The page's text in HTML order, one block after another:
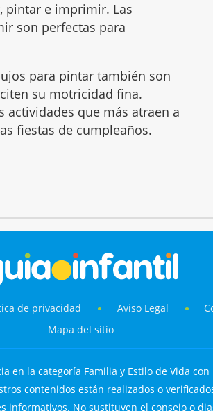
pintar e imprimir. Las
son perfectas para
para pintar también son
su motricidad fina.
que más atraen a
fiestas de cumpleaños.
de privacidad Aviso Legal
Mapa del sitio
en la categoría Familia y Estilo de Vida
contenidos están realizados o
informativos. No sustituyen el consejo o